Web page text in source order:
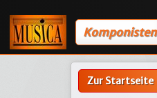
Komponisten
Zur Startseite